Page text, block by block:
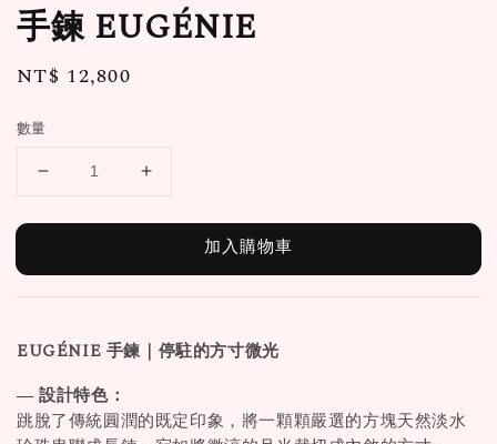
手鍊 EUGÉNIE
Regular
NT$ 12,800
數量
加入購物車
EUGÉNIE 手鍊｜停駐的方寸微光
— 設計特色：
跳脫了傳統圓潤的既定印象，將一顆顆嚴選的方塊天然淡水